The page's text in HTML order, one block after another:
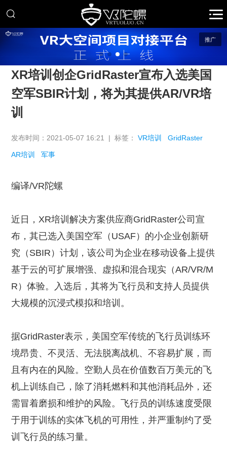
推广
XR培训创企GridRaster宣布入选美国
空军SBIR计划，将为其提供AR/VR培
训
发布时间：2021-05-07 16:21 | 标签：VR培训 GridRaster
AR培训 军事
编译/VR陀螺
近日，XR培训解决方案供应商GridRaster公司宣
布，其已选入美国空军（USAF）的小企业创新研
究（SBIR）计划，该公司为企业在移动设备上提供
基于云的可扩展增强、虚拟和混合现实（AR/VR/M
R）体验。入选后，其将为飞行员和支持人员提供
大规模的沉浸式模拟和培训。
据GridRaster表示，美国空军传统的飞行员训练环
境昂贵、不灵活、无法脱离战机、不容易扩展，而
且有内在的风险。空勤人员在价值数百万美元的飞
机上训练自己，除了消耗燃料和其他消耗品外，还
需冒着磨损和维护的风险。飞行员的训练速度受限
于用于训练的实体飞机的可用性，并严重制约了受
训飞行员的练习量。